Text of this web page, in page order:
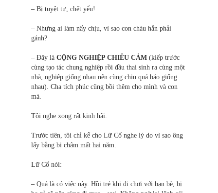
– Bị tuyệt tự, chết yểu!
– Nhưng ai làm nấy chịu, vì sao con cháu hắn phải
gánh?
– Đây là CỘNG NGHIỆP CHIÊU CẢM (kiếp trước
cùng tạo tác chung nghiệp rồi đầu thai sinh ra cùng một
nhà, nghiệp giống nhau nên cùng chịu quả báo giống
nhau). Cha tích phúc cũng bồi thêm cho mình và con
mà.
Tôi nghe xong rất kinh hãi.
Trước tiên, tôi chỉ kể cho Lữ Cố nghe lý do vì sao ông
lấy bằng bị chậm mất hai năm.
Lữ Cố nói:
– Quả là có việc này. Hồi trẻ khi đi chơi với bạn bè, bị